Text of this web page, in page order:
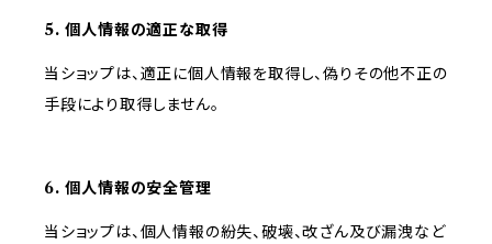
5. 個人情報の適正な取得
当ショップは、適正に個人情報を取得し、偽りその他不正の
手段により取得しません。
6. 個人情報の安全管理
当ショップは、個人情報の紛失、破壊、改ざん及び漏洩など